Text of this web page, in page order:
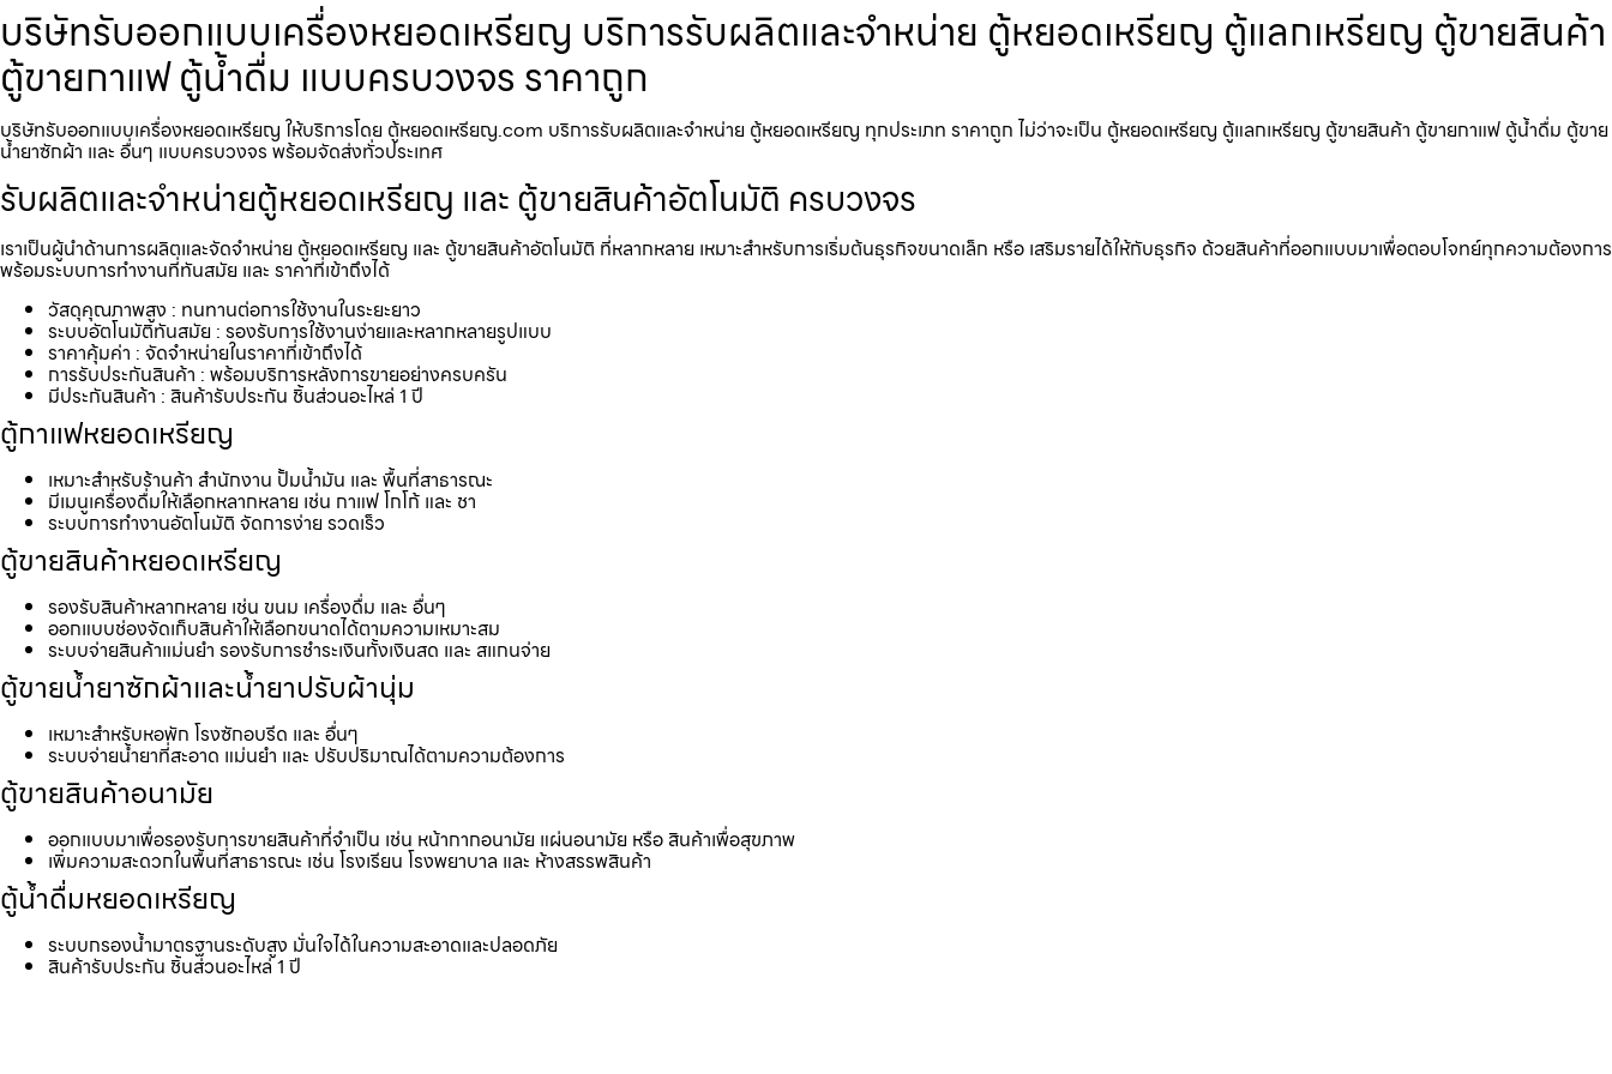
บริษัทรับออกแบบเครื่องหยอดเหรียญ บริการรับผลิตและจำหน่าย ตู้หยอดเหรียญ ตู้แลกเหรียญ ตู้ขายสินค้า
ตู้ขายกาแฟ ตู้น้ำดื่ม แบบครบวงจร ราคาถูก
บริษัทรับออกแบบเครื่องหยอดเหรียญ ให้บริการโดย ตู้หยอดเหรียญ.com บริการรับผลิตและจำหน่าย ตู้หยอดเหรียญ ทุกประเภท ราคาถูก ไม่ว่าจะเป็น ตู้หยอดเหรียญ ตู้แลกเหรียญ ตู้ขายสินค้า ตู้ขายกาแฟ ตู้น้ำดื่ม ตู้ขาย
น้ำยาซักผ้า และ อื่นๆ แบบครบวงจร พร้อมจัดส่งทั่วประเทศ
รับผลิตและจำหน่ายตู้หยอดเหรียญ และ ตู้ขายสินค้าอัตโนมัติ ครบวงจร
เราเป็นผู้นำด้านการผลิตและจัดจำหน่าย ตู้หยอดเหรียญ และ ตู้ขายสินค้าอัตโนมัติ ที่หลากหลาย เหมาะสำหรับการเริ่มต้นธุรกิจขนาดเล็ก หรือ เสริมรายได้ให้กับธุรกิจ ด้วยสินค้าที่ออกแบบมาเพื่อตอบโจทย์ทุกความต้องการ
พร้อมระบบการทำงานที่ทันสมัย และ ราคาที่เข้าถึงได้
วัสดุคุณภาพสูง : ทนทานต่อการใช้งานในระยะยาว
ระบบอัตโนมัติทันสมัย : รองรับการใช้งานง่ายและหลากหลายรูปแบบ
ราคาคุ้มค่า : จัดจำหน่ายในราคาที่เข้าถึงได้
การรับประกันสินค้า : พร้อมบริการหลังการขายอย่างครบครัน
มีประกันสินค้า : สินค้ารับประกัน ชิ้นส่วนอะไหล่ 1 ปี
ตู้กาแฟหยอดเหรียญ
เหมาะสำหรับร้านค้า สำนักงาน ปั้มน้ำมัน และ พื้นที่สาธารณะ
มีเมนูเครื่องดื่มให้เลือกหลากหลาย เช่น กาแฟ โกโก้ และ ชา
ระบบการทำงานอัตโนมัติ จัดการง่าย รวดเร็ว
ตู้ขายสินค้าหยอดเหรียญ
รองรับสินค้าหลากหลาย เช่น ขนม เครื่องดื่ม และ อื่นๆ
ออกแบบช่องจัดเก็บสินค้าให้เลือกขนาดได้ตามความเหมาะสม
ระบบจ่ายสินค้าแม่นยำ รองรับการชำระเงินทั้งเงินสด และ สแกนจ่าย
ตู้ขายน้ำยาซักผ้าและน้ำยาปรับผ้านุ่ม
เหมาะสำหรับหอพัก โรงซักอบรีด และ อื่นๆ
ระบบจ่ายน้ำยาที่สะอาด แม่นยำ และ ปรับปริมาณได้ตามความต้องการ
ตู้ขายสินค้าอนามัย
ออกแบบมาเพื่อรองรับการขายสินค้าที่จำเป็น เช่น หน้ากากอนามัย แผ่นอนามัย หรือ สินค้าเพื่อสุขภาพ
เพิ่มความสะดวกในพื้นที่สาธารณะ เช่น โรงเรียน โรงพยาบาล และ ห้างสรรพสินค้า
ตู้น้ำดื่มหยอดเหรียญ
ระบบกรองน้ำมาตรฐานระดับสูง มั่นใจได้ในความสะอาดและปลอดภัย
สินค้ารับประกัน ชิ้นส่วนอะไหล่ 1 ปี